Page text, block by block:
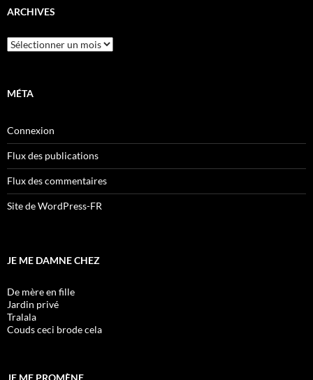
ARCHIVES
Archives
MÉTA
Connexion
Flux des publications
Flux des commentaires
Site de WordPress-FR
JE ME DAMNE CHEZ
De mère en fille
Jardin privé
Tralala
Couds ceci brode cela